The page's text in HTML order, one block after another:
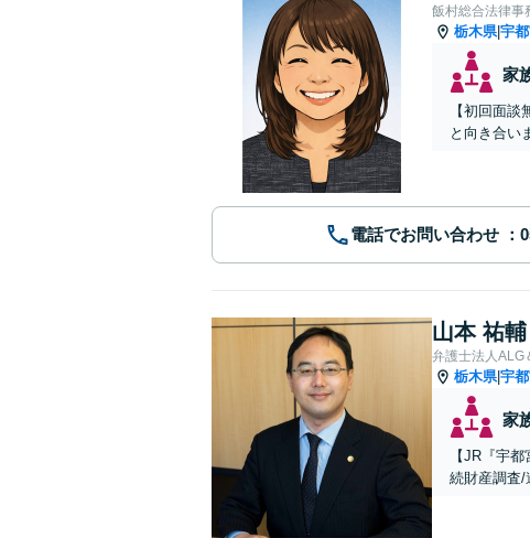
飯村総合法律事
栃木県|宇
家
【初回面
と向き合い
電話でお問い合わせ
山本 祐輔
弁護士法人ALG
栃木県|宇
家
【JR『宇
続財産調査/